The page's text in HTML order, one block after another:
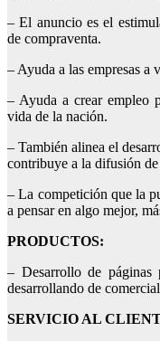
– El anuncio es el
de compraventa.
– Ayuda a las empresas a
– Ayuda a crear empleo
vida de la nación.
– También alinea el
contribuye a la difusión
– La competición que la
a pensar en algo mejor,
PRODUCTOS:
– Desarrollo de páginas
desarrollando de
SERVICIO AL